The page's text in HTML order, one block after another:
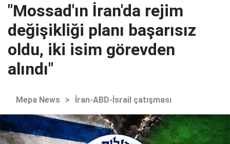
"Mossad'ın İran'da rejim
değişikliği planı başarısız
oldu, iki isim görevden
alındı"
Mepa News > İran-ABD-İsrail çatışması